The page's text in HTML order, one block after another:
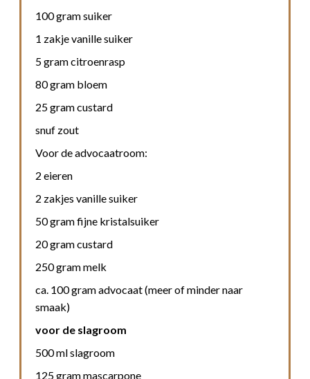
100 gram suiker
1 zakje vanille suiker
5 gram citroenrasp
80 gram bloem
25 gram custard
snuf zout
Voor de advocaatroom:
2 eieren
2 zakjes vanille suiker
50 gram fijne kristalsuiker
20 gram custard
250 gram melk
ca. 100 gram advocaat (meer of minder naar
smaak)
voor de slagroom
500 ml slagroom
125 gram mascarpone